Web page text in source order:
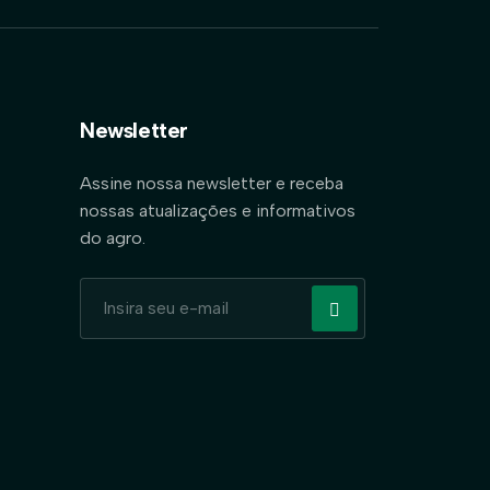
Newsletter
Assine nossa newsletter e receba
nossas atualizações e informativos
do agro.